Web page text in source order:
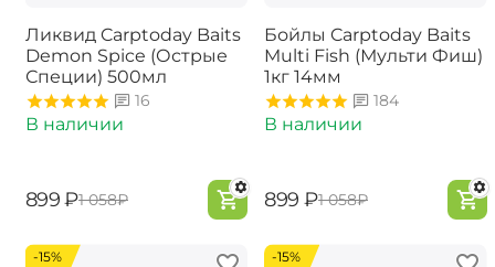
Ликвид Carptoday Baits
Demon Spice (Острые
Специи) 500мл
16
В наличии
‍899‍ ₽‍1 058‍₽
Бойлы Carptoday Baits
Multi Fish (Мульти Фиш)
1кг 14мм
184
В наличии
‍899‍ ₽‍1 058‍₽
-15% -15%